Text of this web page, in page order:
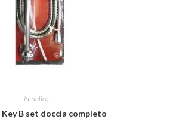
Idraulica
B set doccia completo